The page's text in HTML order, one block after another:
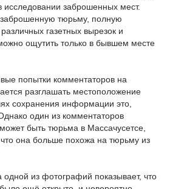
заброшенных мест.
тюрьму, полную
газетных вырезок и
ощутить только в бывшем месте
попытки комментаторов на
разглашать местоположение
сохранения информации это,
один из комментаторов
быть тюрьма в Массачусетсе,
что она больше похожа на тюрьму из
одной из фотографий показывает, что